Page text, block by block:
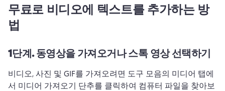
무료로 비디오에 텍스트를 추가하는 방
법
1단계.동영상을 가져오거나 스톡 영상 선택하기
비디오, 사진 및 GIF를 가져오려면 도구 모음의 미디어 탭에
서 미디어 가져오기 단추를 클릭하여 컴퓨터 파일을 찾아보